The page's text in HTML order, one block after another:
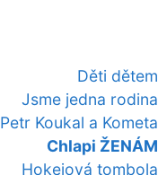
Děti dětem
Jsme jedna rodina
Petr Koukal a Kometa
Chlapi ŽENÁM
Hokejová tombola